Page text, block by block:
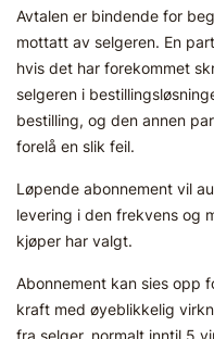
Avtalen er bindende for
mottatt av selgeren. En
hvis det har forekommet
selgeren i
bestilling, og den annen
forelå en slik feil.
Løpende abonnement vil
levering i den frekvens og
kjøper har valgt.
Abonnement kan sies opp
kraft med øyeblikkelig
fra selger, normalt inntil 5